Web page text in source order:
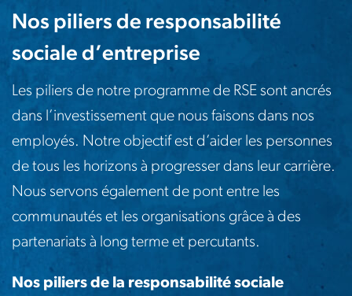
Nos piliers de responsabilité
sociale d’entreprise
Les piliers de notre programme de RSE sont ancrés
dans l’investissement que nous faisons dans nos
employés. Notre objectif est d’aider les personnes
de tous les horizons à progresser dans leur carrière.
Nous servons également de pont entre les
communautés et les organisations grâce à des
partenariats à long terme et percutants.
Nos piliers de la responsabilité sociale